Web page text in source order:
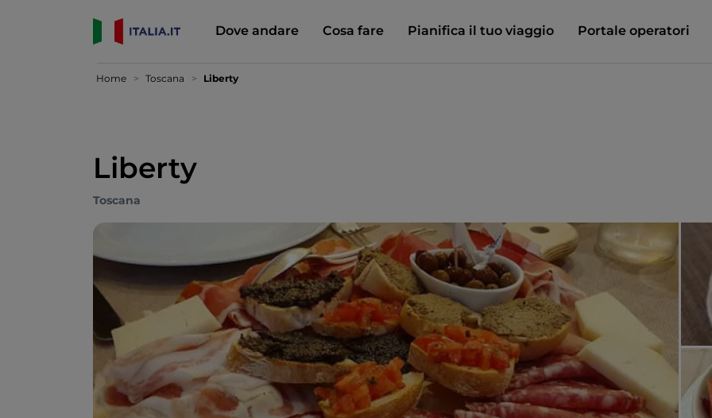
Dove andare Cosa fare Pianifica il tuo viaggio Portale operatori
Home Toscana Liberty
Liberty
Toscana